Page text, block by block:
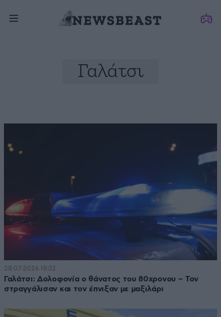
Γαλάτσι
28·07·2026 18:32
Γαλάτσι: Δολοφονία ο θάνατος του 80χρονου – Τον
στραγγάλισαν και τον έπνιξαν με μαξιλάρι